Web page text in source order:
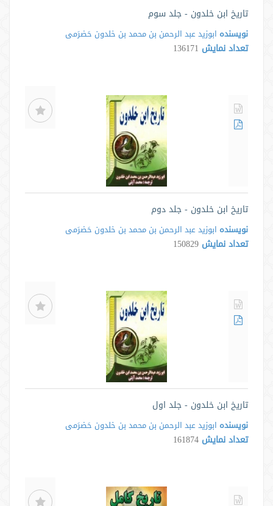
تاریخ ابن خلدون - جلد سوم
نویسنده ابوزید عبد الرحمن بن محمد بن خلدون حَضرَمی
تعداد نمایش 136171
تاریخ ابن خلدون - جلد دوم
نویسنده ابوزید عبد الرحمن بن محمد بن خلدون حَضرَمی
تعداد نمایش 150829
تاریخ ابن خلدون - جلد اول
نویسنده ابوزید عبد الرحمن بن محمد بن خلدون حَضرَمی
تعداد نمایش 161874